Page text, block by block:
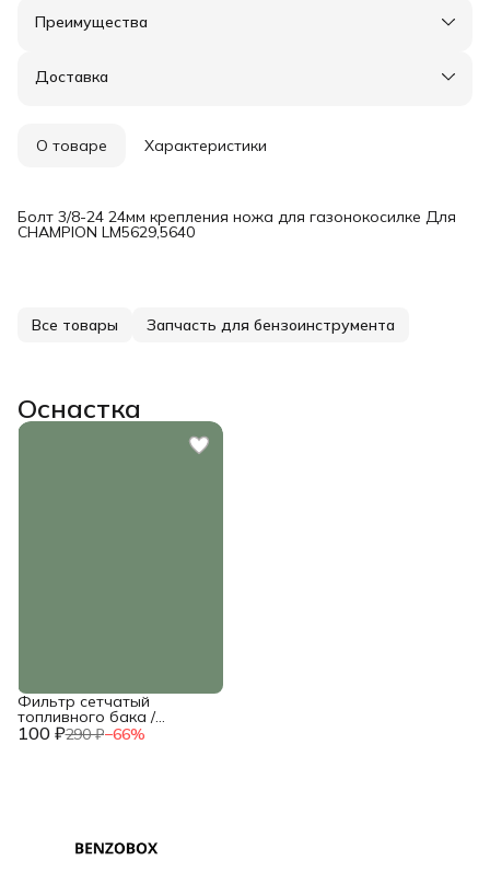
Преимущества
Оплата частями в Сплит
Удобный возврат
Доставка
О товаре Характеристики
Болт 3/8-24 24мм крепления ножа для газонокосилке Для
CHAMPION LM5629,5640
Все товары Запчасть для бензоинструмента
Оснастка
100 ₽290 ₽−66%
Фильтр сетчатый
топливного бака /
012020003600